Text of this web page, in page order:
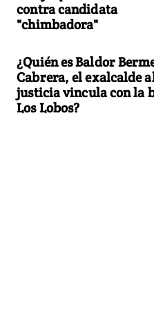
contra candidata
"chimbadora"
¿Quién es Baldor
Cabrera, el exalcalde
justicia vincula con la
Los Lobos?